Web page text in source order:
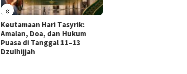
«
Keutamaan Hari Tasyrik:
Amalan, Doa, dan Hukum
Puasa di Tanggal 11–13
Dzulhijjah